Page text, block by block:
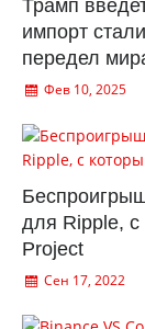
Трамп
импорт
передел
Фев 10, 2025
для Ripple, с
Project
Сен 17, 2022